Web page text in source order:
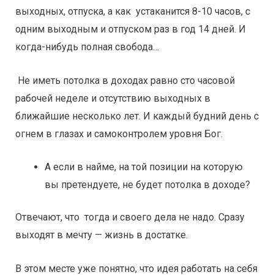
выходных, отпуска, а как устаканится 8-10 часов, с
одним выходным и отпуском раз в год 14 дней. И
когда-нибудь полная свобода…
Не иметь потолка в доходах равно сто часовой
рабочей неделе и отсутствию выходных в
ближайшие несколько лет. И каждый будний день с
огнем в глазах и самоконтролем уровня Бог.
А если в найме, на той позиции на которую
вы претендуете, не будет потолка в доходе?
Отвечают, что тогда и своего дела не надо. Сразу
выходят в мечту — жизнь в достатке.
В этом месте уже понятно, что идея работать на себя